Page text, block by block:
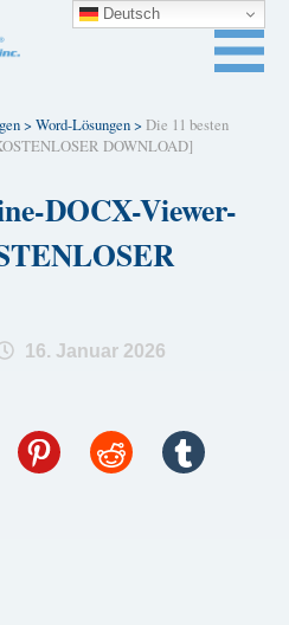
>Word-Lösungen>Die 11 besten
DOWNLOAD]
DOCX-Viewer-
16. Januar 2026
Deutsch